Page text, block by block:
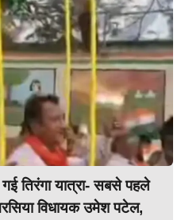
तिरंगा यात्रा- सबसे पहले
विधायक उमेश पटेल,